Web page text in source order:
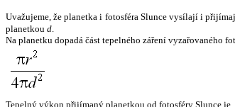
Uvažujeme, že planetka i fotosféra Slunce vysílají i
planetkou d.
Na planetku dopadá část tepelného záření vyzařovaného
Tepelný výkon přijímaný planetkou od fotosféry Slunce je